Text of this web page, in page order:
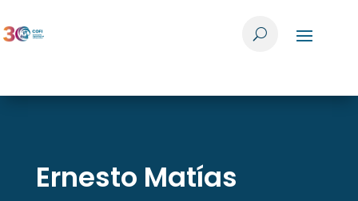
Ernesto Matías